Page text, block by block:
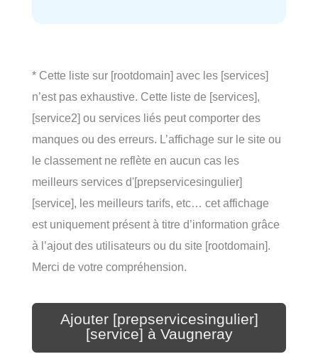
* Cette liste sur [rootdomain] avec les [services]
n’est pas exhaustive. Cette liste de [services],
[service2] ou services liés peut comporter des
manques ou des erreurs. L’affichage sur le site ou
le classement ne reflète en aucun cas les
meilleurs services d'[prepservicesingulier]
[service], les meilleurs tarifs, etc… cet affichage
est uniquement présent à titre d’information grâce
à l’ajout des utilisateurs ou du site [rootdomain].
Merci de votre compréhension.
Ajouter [prepservicesingulier]
[service] à Vaugneray